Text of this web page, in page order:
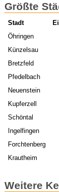
Größte
Stadt
Öhringen
Künzelsau
Bretzfeld
Pfedelbach
Neuenstein
Kupferzell
Schöntal
Ingelfingen
Forchtenberg
Krautheim
Weitere